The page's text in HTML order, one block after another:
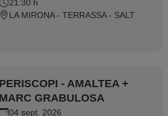
21:30 h
LA MIRONA - TERRASSA - SALT
PERISCOPI - AMALTEA +
MARC GRABULOSA
04 sept. 2026